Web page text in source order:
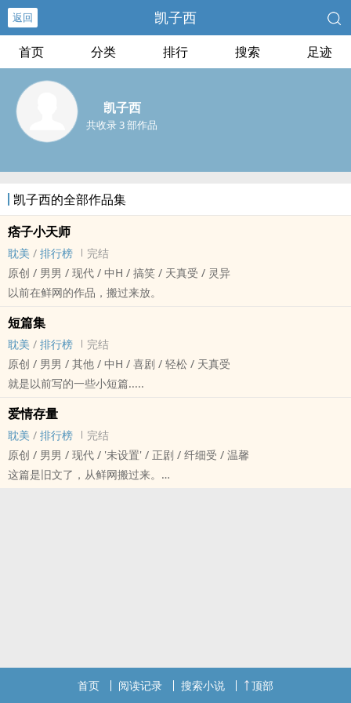
返回 凯子西
首页 分类 排行 搜索 足迹
凯子西
共收录 3 部作品
凯子西的全部作品集
痞子小天师
耽美 / 排行榜
完结
原创 / 男男 / 现代 / 中H / 搞笑 / 天真受 / 灵异
以前在鲜网的作品，搬过来放。
短篇集
耽美 / 排行榜
完结
原创 / 男男 / 其他 / 中H / 喜剧 / 轻松 / 天真受
就是以前写的一些小短篇.....
爱情存量
耽美 / 排行榜
完结
原创 / 男男 / 现代 / '未设置' / 正剧 / 纤细受 / 温馨
这篇是旧文了，从鲜网搬过来。
首页 阅读记录 搜索小说 顶部